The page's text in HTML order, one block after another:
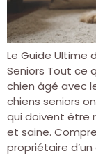
Le Guide Ultime
Seniors Tout ce
chien âgé avec
chiens seniors
qui doivent être
et saine.
propriétaire